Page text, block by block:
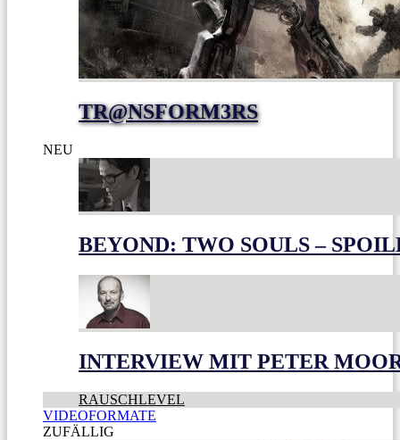
TR@NSFORM3RS
NEU
BEYOND: TWO SOULS –
INTERVIEW MIT PETER
RAUSCHLEVEL
VIDEOFORMATE
ZUFÄLLIG